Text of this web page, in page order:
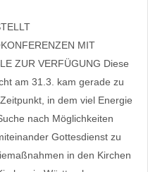
MIT
ZUR VERFÜGUNG Diese
am 31.3. kam gerade zu
in dem viel Energie
nach Möglichkeiten
Gottesdienst zu
in den Kirchen